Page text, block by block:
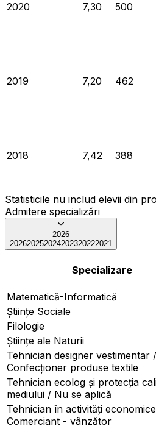
2020 7,30 500
2019 7,20 462
2018 7,42 388
Statisticile nu includ elevii din
Admitere specializări
2026
202620252024202320222021
Specializare
Matematică-Informatică
Ştiinţe Sociale
Filologie
Ştiinţe ale Naturii
Tehnician designer vestimentar /
Confecționer produse textile
Tehnician ecolog și protecția
mediului / Nu se aplică
Tehnician în activități
Comerciant - vânzător